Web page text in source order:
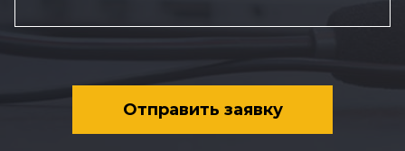
Отправить заявку